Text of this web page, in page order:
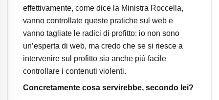
effettivamente, come dice la Ministra Roccella,
vanno controllate queste pratiche sul web e
vanno tagliate le radici di profitto: io non sono
un’esperta di web, ma credo che se si riesce a
intervenire sul profitto sia anche più facile
controllare i contenuti violenti.
Concretamente cosa servirebbe, secondo lei?